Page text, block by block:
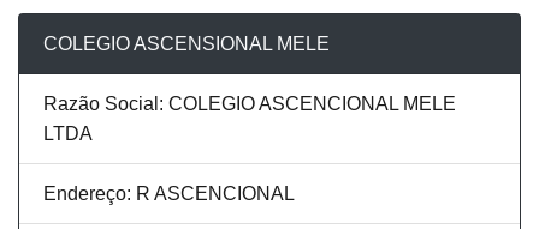
COLEGIO ASCENSIONAL MELE
Razão Social: COLEGIO ASCENCIONAL MELE
LTDA
Endereço: R ASCENCIONAL